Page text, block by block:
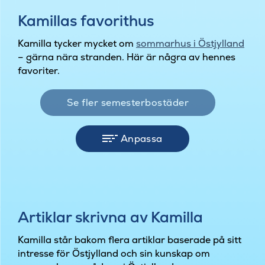
Kamillas favorithus
Kamilla tycker mycket om sommarhus i Östjylland
– gärna nära stranden. Här är några av hennes
favoriter.
Se fler semesterbostäder
Anpassa
Artiklar skrivna av Kamilla
Kamilla står bakom flera artiklar baserade på sitt
intresse för Östjylland och sin kunskap om